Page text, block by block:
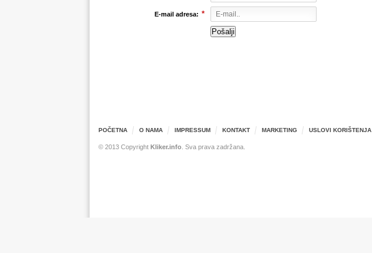
E-mail adresa: *
POČETNA O NAMA IMPRESSUM KONTAKT MARKETING USLOVI KORIŠTENJA
© 2013 Copyright Kliker.info. Sva prava zadržana.